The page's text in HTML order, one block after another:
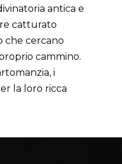
antica e
catturato
che cercano
cammino.
i
la loro ricca